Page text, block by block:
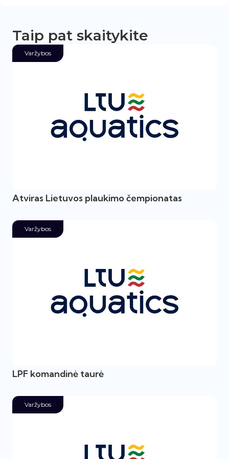
Taip pat skaitykite
Varžybos
Atviras Lietuvos plaukimo čempionatas
Varžybos
LPF komandinė taurė
Varžybos